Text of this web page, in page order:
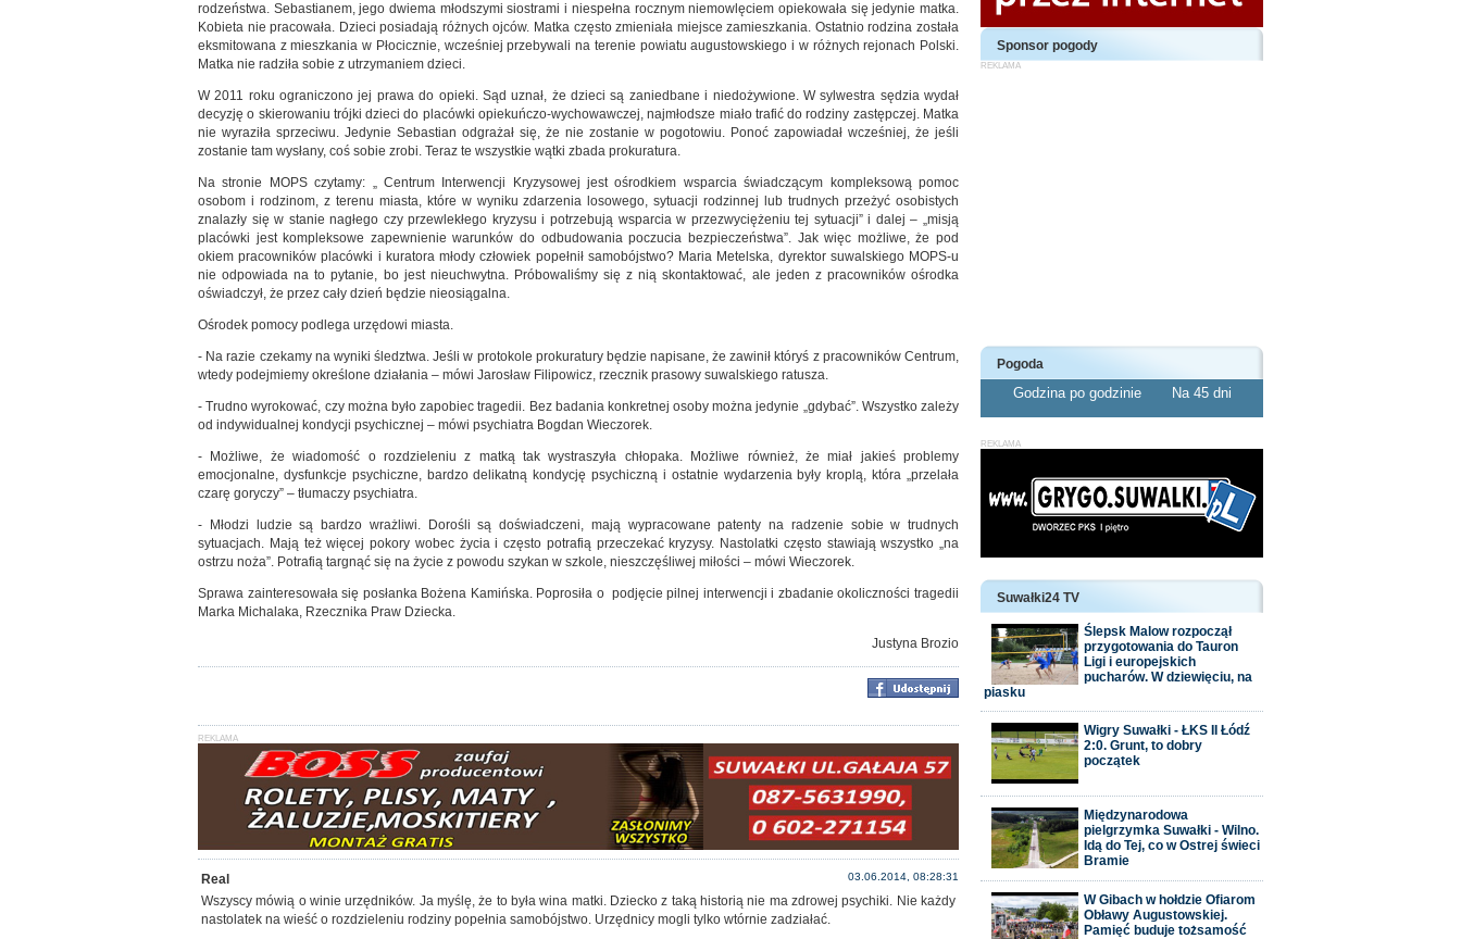
rodzeństwa. Sebastianem, jego dwiema młodszymi siostrami i niespełna rocznym niemowlęciem opiekowała się jedynie matka.
Kobieta nie pracowała. Dzieci posiadają różnych ojców. Matka często zmieniała miejsce zamieszkania. Ostatnio rodzina została
eksmitowana z mieszkania w Płocicznie, wcześniej przebywali na terenie powiatu augustowskiego i w różnych rejonach Polski.
Matka nie radziła sobie z utrzymaniem dzieci.
W 2011 roku ograniczono jej prawa do opieki. Sąd uznał, że dzieci są zaniedbane i niedożywione. W sylwestra sędzia wydał
decyzję o skierowaniu trójki dzieci do placówki opiekuńczo-wychowawczej, najmłodsze miało trafić do rodziny zastępczej. Matka
nie wyraziła sprzeciwu. Jedynie Sebastian odgrażał się, że nie zostanie w pogotowiu. Ponoć zapowiadał wcześniej, że jeśli
zostanie tam wysłany, coś sobie zrobi. Teraz te wszystkie wątki zbada prokuratura.
Na stronie MOPS czytamy: „ Centrum Interwencji Kryzysowej jest ośrodkiem wsparcia świadczącym kompleksową pomoc
osobom i rodzinom, z terenu miasta, które w wyniku zdarzenia losowego, sytuacji rodzinnej lub trudnych przeżyć osobistych
znalazły się w stanie nagłego czy przewlekłego kryzysu i potrzebują wsparcia w przezwyciężeniu tej sytuacji” i dalej – „misją
placówki jest kompleksowe zapewnienie warunków do odbudowania poczucia bezpieczeństwa”. Jak więc możliwe, że pod
okiem pracowników placówki i kuratora młody człowiek popełnił samobójstwo? Maria Metelska, dyrektor suwalskiego MOPS-u
nie odpowiada na to pytanie, bo jest nieuchwytna. Próbowaliśmy się z nią skontaktować, ale jeden z pracowników ośrodka
oświadczył, że przez cały dzień będzie nieosiągalna.
Ośrodek pomocy podlega urzędowi miasta.
- Na razie czekamy na wyniki śledztwa. Jeśli w protokole prokuratury będzie napisane, że zawinił któryś z pracowników Centrum,
wtedy podejmiemy określone działania – mówi Jarosław Filipowicz, rzecznik prasowy suwalskiego ratusza.
- Trudno wyrokować, czy można było zapobiec tragedii. Bez badania konkretnej osoby można jedynie „gdybać”. Wszystko zależy
od indywidualnej kondycji psychicznej – mówi psychiatra Bogdan Wieczorek.
- Możliwe, że wiadomość o rozdzieleniu z matką tak wystraszyła chłopaka. Możliwe również, że miał jakieś problemy
emocjonalne, dysfunkcje psychiczne, bardzo delikatną kondycję psychiczną i ostatnie wydarzenia były kroplą, która „przelała
czarę goryczy” – tłumaczy psychiatra.
- Młodzi ludzie są bardzo wrażliwi. Dorośli są doświadczeni, mają wypracowane patenty na radzenie sobie w trudnych
sytuacjach. Mają też więcej pokory wobec życia i często potrafią przeczekać kryzysy. Nastolatki często stawiają wszystko „na
ostrzu noża”. Potrafią targnąć się na życie z powodu szykan w szkole, nieszczęśliwej miłości – mówi Wieczorek.
Sprawa zainteresowała się posłanka Bożena Kamińska. Poprosiła o podjęcie pilnej interwencji i zbadanie okoliczności tragedii
Marka Michalaka, Rzecznika Praw Dziecka.
Justyna Brozio
03.06.2014, 08:28:31
Real
Wszyscy mówią o winie urzędników. Ja myślę, że to była wina matki. Dziecko z taką historią nie ma zdrowej psychiki. Nie każdy
nastolatek na wieść o rozdzieleniu rodziny popełnia samobójstwo. Urzędnicy mogli tylko wtórnie zadziałać.
Sponsor pogody
Pogoda
Godzina po godzinie Na 45 dni
Suwałki24 TV
Ślepsk Malow rozpoczął
przygotowania do Tauron
Ligi i europejskich
pucharów. W dziewięciu, na
piasku
Wigry Suwałki - ŁKS II Łódź
2:0. Grunt, to dobry
początek
Międzynarodowa
pielgrzymka Suwałki - Wilno.
Idą do Tej, co w Ostrej świeci
Bramie
W Gibach w hołdzie Ofiarom
Obławy Augustowskiej.
Pamięć buduje tożsamość